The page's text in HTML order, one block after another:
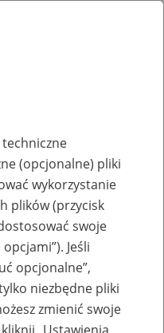
wizyty
(opcjonalne) pliki
wykorzystanie
plików (przycisk
swoje
Jeśli
opcjonalne”,
niezbędne pliki
zmienić swoje